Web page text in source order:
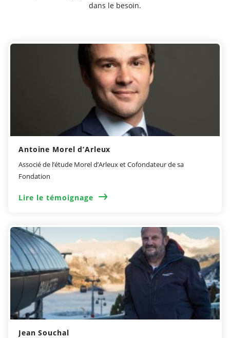
dans le besoin.
Antoine Morel d’Arleux
Associé de l’étude Morel d’Arleux et Cofondateur de sa
Fondation
Lire le témoignage
Jean Souchal